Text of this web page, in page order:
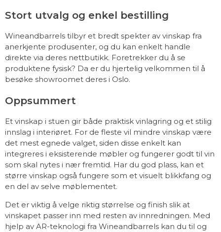
Stort utvalg og enkel bestilling
Wineandbarrels tilbyr et bredt spekter av vinskap fra
anerkjente produsenter, og du kan enkelt handle
direkte via deres nettbutikk. Foretrekker du å se
produktene fysisk? Da er du hjertelig velkommen til å
besøke showroomet deres i Oslo.
Oppsummert
Et vinskap i stuen gir både praktisk vinlagring og et stilig
innslag i interiøret. For de fleste vil mindre vinskap være
det mest egnede valget, siden disse enkelt kan
integreres i eksisterende møbler og fungerer godt til vin
som skal nytes i nær fremtid. Har du god plass, kan et
større vinskap også fungere som et visuelt blikkfang og
en del av selve møblementet.
Det er viktig å velge riktig størrelse og finish slik at
vinskapet passer inn med resten av innredningen. Med
hjelp av AR-teknologi fra Wineandbarrels kan du til og